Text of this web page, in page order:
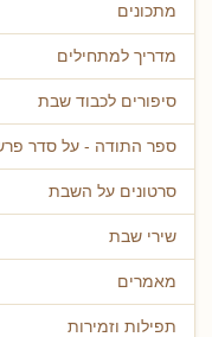
מתכונים
מדריך למתחילים
סיפורים לכבוד שבת
ספר התודה - על סדר
סרטונים על השבת
שירי שבת
מאמרים
תפילות וזמירות